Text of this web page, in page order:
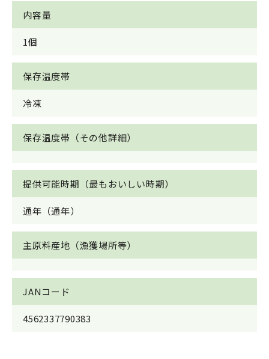
内容量
1個
保存温度帯
冷凍
保存温度帯（その他詳細）
提供可能時期（最もおいしい時期）
通年（通年）
主原料産地（漁獲場所等）
JANコード
4562337790383